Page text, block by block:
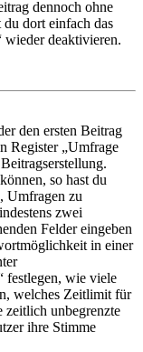
dennoch ohne
du dort einfach das
wieder deaktivieren.
den ersten Beitrag
Register „Umfrage
so hast du
Umfragen zu
zwei
Felder eingeben
in einer
festlegen, wie viele
welches Zeitlimit für
zeitlich unbegrenzte
ihre Stimme